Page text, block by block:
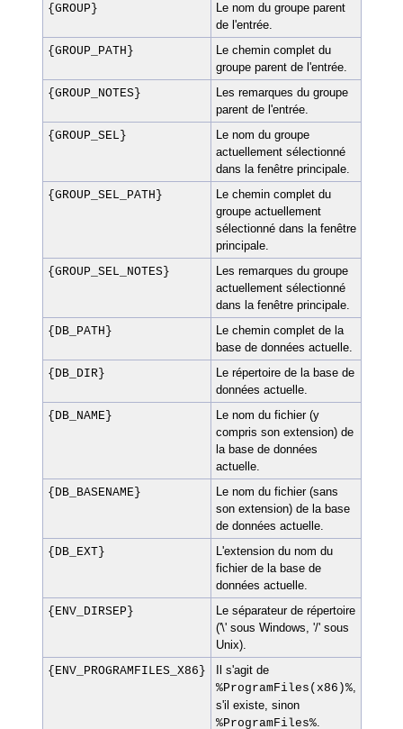
{GROUP}
Le nom du groupe parent
de l'entrée.
{GROUP_PATH}
Le chemin complet du
groupe parent de l'entrée.
{GROUP_NOTES}
Les remarques du groupe
parent de l'entrée.
{GROUP_SEL}
Le nom du groupe
actuellement sélectionné
dans la fenêtre principale.
{GROUP_SEL_PATH}
Le chemin complet du
groupe actuellement
sélectionné dans la fenêtre
principale.
{GROUP_SEL_NOTES}
Les remarques du groupe
actuellement sélectionné
dans la fenêtre principale.
{DB_PATH}
Le chemin complet de la
base de données actuelle.
{DB_DIR}
Le répertoire de la base de
données actuelle.
{DB_NAME}
Le nom du fichier (y
compris son extension) de
la base de données
actuelle.
{DB_BASENAME}
Le nom du fichier (sans
son extension) de la base
de données actuelle.
{DB_EXT}
L'extension du nom du
fichier de la base de
données actuelle.
{ENV_DIRSEP}
Le séparateur de répertoire
('\' sous Windows, '/' sous
Unix).
{ENV_PROGRAMFILES_X86}
Il s'agit de
%ProgramFiles(x86)%,
s'il existe, sinon
%ProgramFiles%.